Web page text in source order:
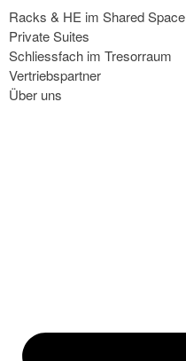
Racks & HE im Shared Space
Private Suites
Schliessfach im Tresorraum
Vertriebspartner
Über uns